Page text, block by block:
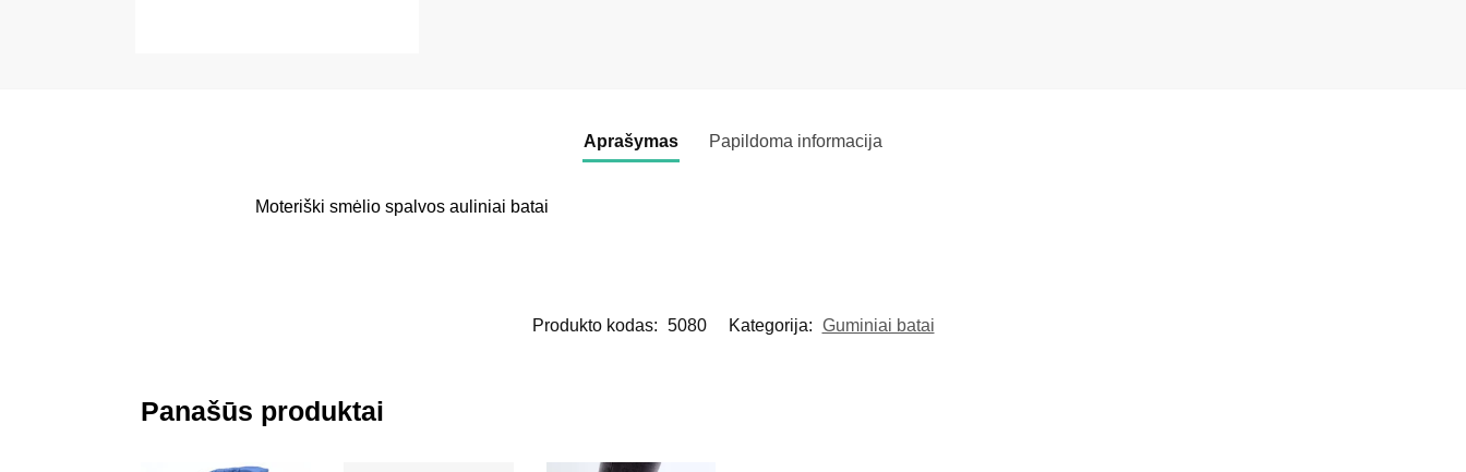
Aprašymas Papildoma informacija
Moteriški smėlio spalvos auliniai batai
Produkto kodas: 5080 Kategorija: Guminiai batai
Panašūs produktai